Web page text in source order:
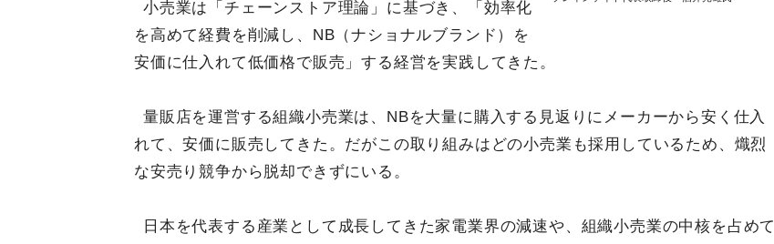
小売業は「チェーンストア理論」に基づき、「効率化
を高めて経費を削減し、NB（ナショナルブランド）を
安価に仕入れて低価格で販売」する経営を実践してきた。
量販店を運営する組織小売業は、NBを大量に購入する見返りにメーカーから安く仕入
れて、安価に販売してきた。だがこの取り組みはどの小売業も採用しているため、熾烈
な安売り競争から脱却できずにいる。
日本を代表する産業として成長してきた家電業界の減速や、組織小売業の中核を占めて